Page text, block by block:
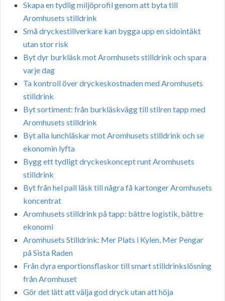
Skapa en tydlig miljöprofil genom att byta till
Aromhusets stilldrink
Små dryckestillverkare kan bygga upp en sidointäkt
utan stor risk
Byt dyr burkläsk mot Aromhusets stilldrink och spara
varje dag
Ta kontroll över dryckeskostnaden med Aromhusets
stilldrink
Byt sortiment: från burkläskvägg till stilren tapp med
Aromhusets stilldrink
Byt alla lunchläskar mot Aromhusets stilldrink och se
ekonomin lyfta
Bygg ett tydligt dryckeskoncept runt Aromhusets
stilldrink
Byt från hel pall läsk till några få kartonger Aromhusets
koncentrat
Aromhusets stilldrink på tapp: bättre logistik, bättre
ekonomi
Aromhusets Stilldrink: Mer Plats i Kylen, Mer Pengar
på Sista Raden
Från dyra enportionsflaskor till smart stilldrinkslösning
från Aromhuset
Gör det lätt att välja god dryck utan att höja